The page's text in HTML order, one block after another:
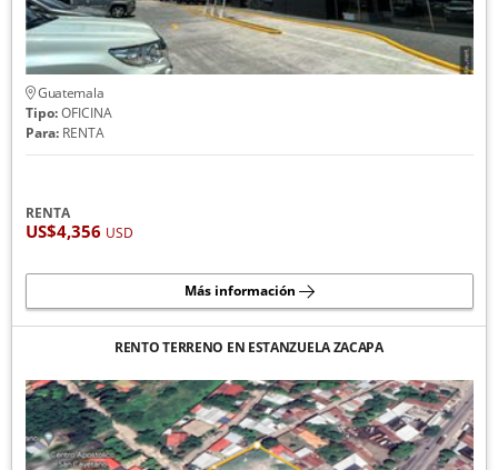
Guatemala
Tipo:OFICINA
Para:RENTA
RENTA
US$4,356 USD
Más información
RENTO TERRENO EN ESTANZUELA ZACAPA